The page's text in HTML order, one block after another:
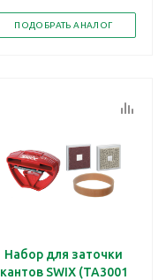
ПОДОБРАТЬ АНАЛОГ
Набор для заточки
кантов SWIX (TA3001